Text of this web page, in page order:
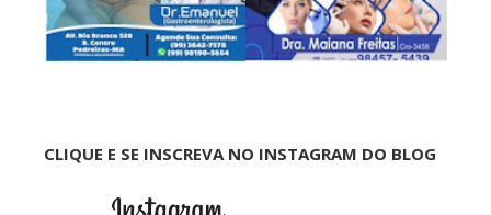
CLIQUE E SE INSCREVA NO INSTAGRAM DO BLOG